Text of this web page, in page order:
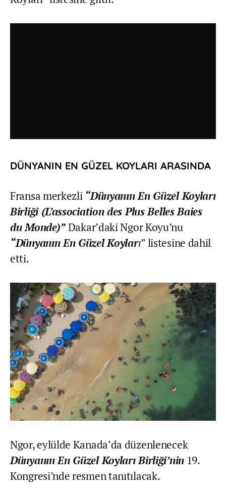
DÜNYANIN EN GÜZEL KOYLARI ARASINDA
Fransa merkezli “Dünyanın En Güzel Koyları
Birliği (L’association des Plus Belles Baies
du Monde)”Dakar’daki Ngor Koyu’nu
“Dünyanın En Güzel Koyları” listesine dahil
etti.
Ngor, eylülde Kanada’da düzenlenecek
Dünyanın En Güzel Koyları Birliği’nin19.
Kongresi’nde resmen tanıtılacak.